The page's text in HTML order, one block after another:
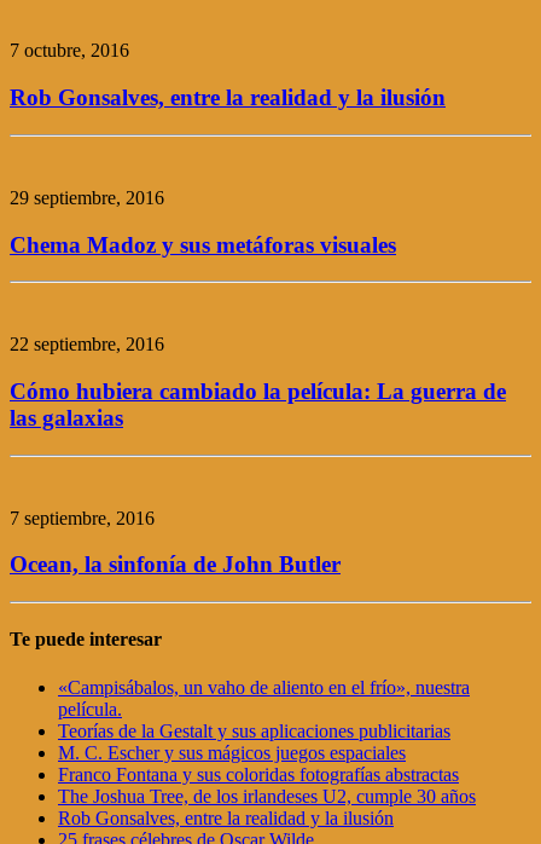
7 octubre, 2016
Rob Gonsalves, entre la realidad y la ilusión
29 septiembre, 2016
Chema Madoz y sus metáforas visuales
22 septiembre, 2016
Cómo hubiera cambiado la película: La guerra de
las galaxias
7 septiembre, 2016
Ocean, la sinfonía de John Butler
Te puede interesar
«Campisábalos, un vaho de aliento en el frío», nuestra
película.
Teorías de la Gestalt y sus aplicaciones publicitarias
M. C. Escher y sus mágicos juegos espaciales
Franco Fontana y sus coloridas fotografías abstractas
The Joshua Tree, de los irlandeses U2, cumple 30 años
Rob Gonsalves, entre la realidad y la ilusión
25 frases célebres de Oscar Wilde